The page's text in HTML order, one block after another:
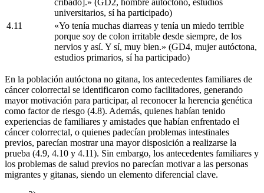
universitarios, sí ha participado)
4.11
«Yo tenía muchas diarreas y tenía un miedo terrible
porque soy de colon irritable desde siempre, de los
nervios y así. Y sí, muy bien.» (GD4, mujer autóctona,
estudios primarios, sí ha participado)
En la población autóctona no gitana, los antecedentes familiares de
cáncer colorrectal se identificaron como facilitadores, generando
mayor motivación para participar, al reconocer la herencia genética
como factor de riesgo (4.8). Además, quienes habían tenido
experiencias de familiares y amistades que habían enfrentado el
cáncer colorrectal, o quienes padecían problemas intestinales
previos, parecían mostrar una mayor disposición a realizarse la
prueba (4.9, 4.10 y 4.11). Sin embargo, los antecedentes familiares y
los problemas de salud previos no parecían motivar a las personas
migrantes y gitanas, siendo un elemento diferencial clave.